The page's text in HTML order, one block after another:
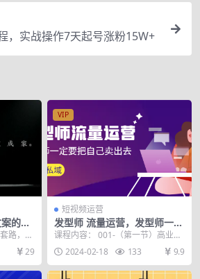
，实战操作7天起号涨粉15W+
的爆
路，通
：爆款
29
VIP
短视频运营
发型师 流量运营，发型师一定
要把自己卖出去（公域+私
城）高清无水印
课程内容： 001-（第一节）高业绩
课程大纲.mp4 002-（第二节）我们
为什...2024-02-18 133 9.9